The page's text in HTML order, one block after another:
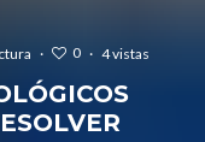
· 0 · 4 vistas